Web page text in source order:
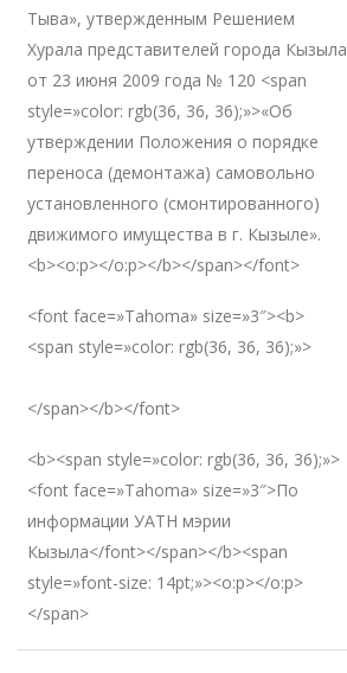
Тыва», утвержденным Решением
Хурала представителей города Кызыла
от 23 июня 2009 года № 120 <span
style=»color: rgb(36, 36, 36);»>«Об
утверждении Положения о порядке
переноса (демонтажа) самовольно
установленного (смонтированного)
движимого имущества в г. Кызыле».
<b><o:p></o:p></b></span></font>
<font face=»Tahoma» size=»3″><b>
<span style=»color: rgb(36, 36, 36);»>
</span></b></font>
<b><span style=»color: rgb(36, 36, 36);»>
<font face=»Tahoma» size=»3″>По
информации УАТН мэрии
Кызыла</font></span></b><span
style=»font-size: 14pt;»><o:p></o:p>
</span>